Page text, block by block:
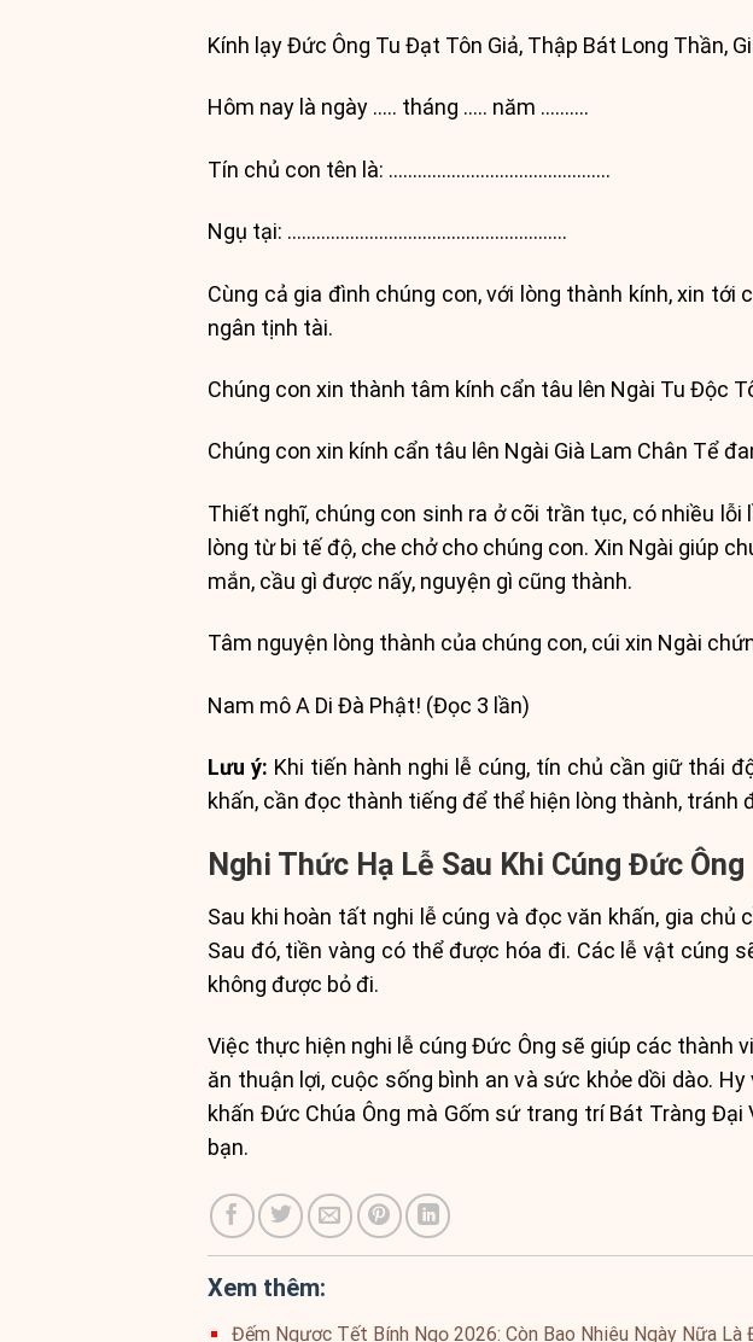
Kính lạy Đức Ông Tu Đạt Tôn Giả, Thập Bát Long Thần,
Hôm nay là ngày ….. tháng ….. năm ……….
Tín chủ con tên là: ……………………………………….
Ngụ tại: ………………………………………………….
Cùng cả gia đình chúng con, với lòng thành kính, xin
ngân tịnh tài.
Chúng con xin thành tâm kính cẩn tâu lên Ngài Tu Độc
Chúng con xin kính cẩn tâu lên Ngài Già Lam Chân Tể
Thiết nghĩ, chúng con sinh ra ở cõi trần tục, có nhiều
lòng từ bi tế độ, che chở cho chúng con. Xin Ngài giúp
mắn, cầu gì được nấy, nguyện gì cũng thành.
Tâm nguyện lòng thành của chúng con, cúi xin Ngài
Nam mô A Di Đà Phật! (Đọc 3 lần)
Lưu ý: Khi tiến hành nghi lễ cúng, tín chủ cần giữ thái
khấn, cần đọc thành tiếng để thể hiện lòng thành, tránh
Nghi Thức Hạ Lễ Sau Khi Cúng Đức Ông
Sau khi hoàn tất nghi lễ cúng và đọc văn khấn, gia
Sau đó, tiền vàng có thể được hóa đi. Các lễ vật cúng
không được bỏ đi.
Việc thực hiện nghi lễ cúng Đức Ông sẽ giúp các thành
ăn thuận lợi, cuộc sống bình an và sức khỏe dồi dào.
khấn Đức Chúa Ông mà Gốm sứ trang trí Bát Tràng
bạn.
Xem thêm:
Đếm Ngược Tết Bính Ngọ 2026: Còn Bao Nhiêu Ngày Nữa Là